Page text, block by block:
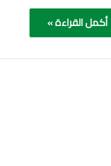
أكمل القراءة »